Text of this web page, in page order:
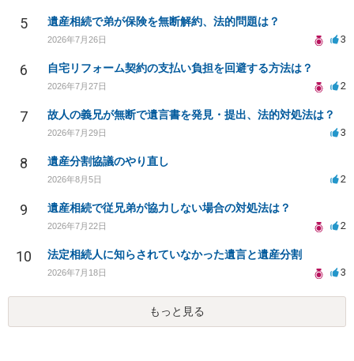
5 遺産相続で弟が保険を無断解約、法的問題は？
2026年7月26日 3
6 自宅リフォーム契約の支払い負担を回避する方法は？
2026年7月27日 2
7 故人の義兄が無断で遺言書を発見・提出、法的対処法は？
2026年7月29日 3
8 遺産分割協議のやり直し
2026年8月5日 2
9 遺産相続で従兄弟が協力しない場合の対処法は？
2026年7月22日 2
10 法定相続人に知らされていなかった遺言と遺産分割
2026年7月18日 3
もっと見る